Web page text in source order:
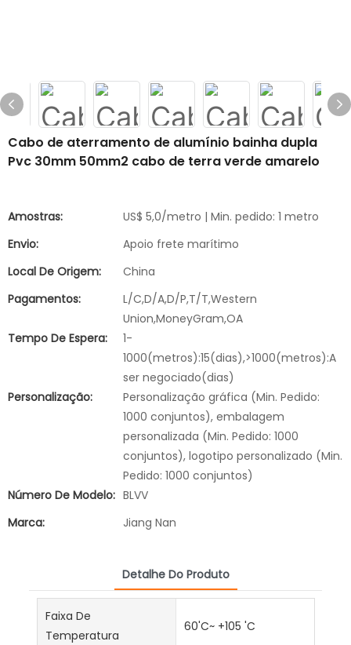
Cabo de aterramento de alumínio bainha dupla
Pvc 30mm 50mm2 cabo de terra verde amarelo
Amostras:
US$ 5,0/metro | Min. pedido: 1 metro
Envio:
Apoio frete marítimo
Local De Origem:
China
Pagamentos:
L/C,D/A,D/P,T/T,Western
Union,MoneyGram,OA
Tempo De Espera:
1-
1000(metros):15(dias),>1000(metros):A
ser negociado(dias)
Personalização:
Personalização gráfica (Min. Pedido:
1000 conjuntos), embalagem
personalizada (Min. Pedido: 1000
conjuntos), logotipo personalizado (Min.
Pedido: 1000 conjuntos)
Número De Modelo: BLVV
Marca:
Jiang Nan
Detalhe Do Produto
Faixa De
Temperatura
60'C~ +105 'C